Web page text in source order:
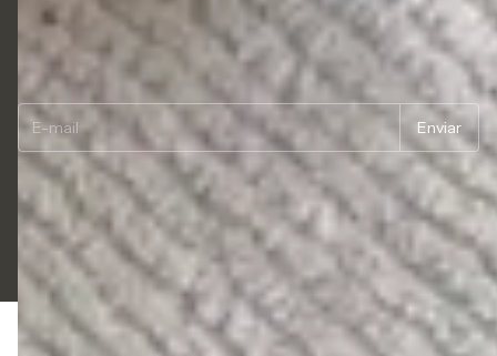
Newsletter
Copyright LIAZZI SHOES LTDA - 54833494000114 - 2026. Todos os direitos
reservados.